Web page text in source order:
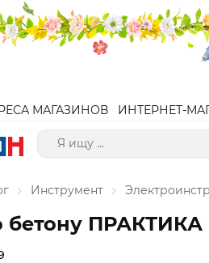
МАГАЗИНОВ ИНТЕРНЕТ-
Инструмент
бетону ПРАКТИКА